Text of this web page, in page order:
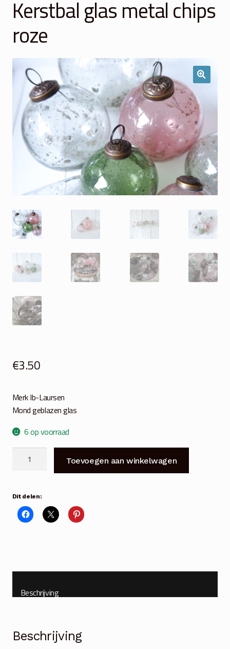
Winkelmand
Over Ons
Veelgestelde vragen
Contact
Kerstbal glas metal chips
roze
€3.50
Merk Ib-Laursen
Mond geblazen glas
6 op voorraad
chips
roze
aantal
Toevoegen aan winkelwagen
Dit delen:
Beschrijving
Beschrijving